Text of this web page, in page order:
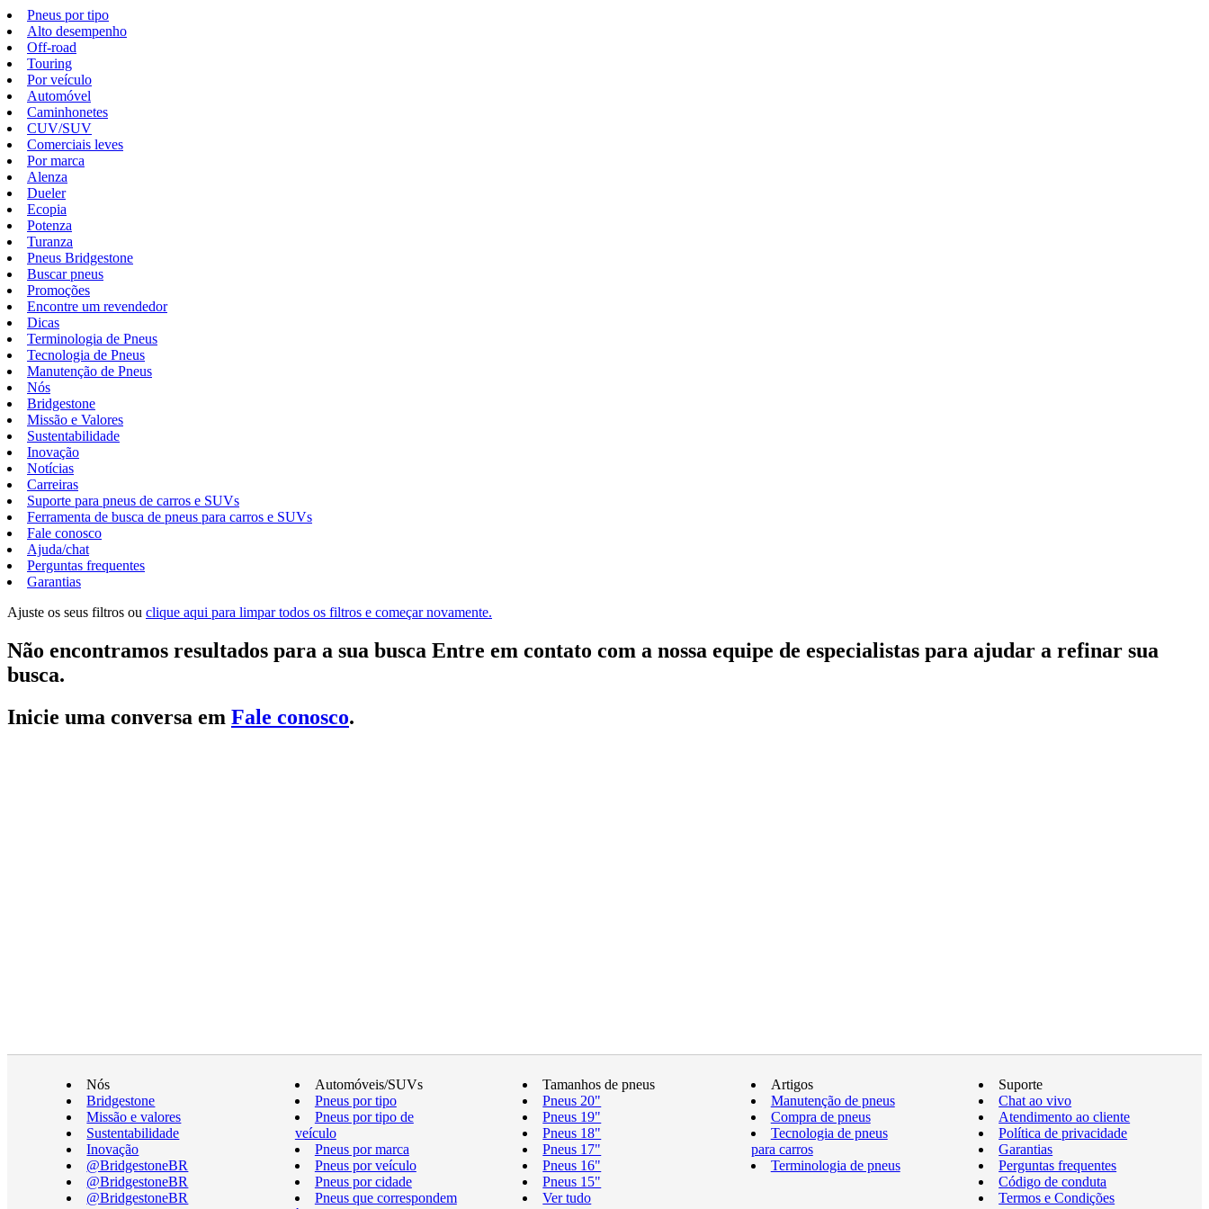
Pneus por tipo
Alto desempenho
Off-road
Touring
Por veículo
Automóvel
Caminhonetes
CUV/SUV
Comerciais leves
Por marca
Alenza
Dueler
Ecopia
Potenza
Turanza
Pneus Bridgestone
Buscar pneus
Promoções
Encontre um revendedor
Dicas
Terminologia de Pneus
Tecnologia de Pneus
Manutenção de Pneus
Nós
Bridgestone
Missão e Valores
Sustentabilidade
Inovação
Notícias
Carreiras
Suporte para pneus de carros e SUVs
Ferramenta de busca de pneus para carros e SUVs
Fale conosco
Ajuda/chat
Perguntas frequentes
Garantias
Ajuste os seus filtros ou clique aqui para limpar todos os filtros e começar novamente.
Não encontramos resultados para a sua busca Entre em contato com a nossa equipe de especialistas para ajudar a refinar sua
busca.
Inicie uma conversa em Fale conosco.
Nós
Bridgestone
Missão e valores
Sustentabilidade
Inovação
@BridgestoneBR
@BridgestoneBR
@BridgestoneBR
Automóveis/SUVs
Pneus por tipo
Pneus por tipo de
veículo
Pneus por marca
Pneus por veículo
Pneus por cidade
Pneus que correspondem
Tamanhos de pneus
Pneus 20"
Pneus 19"
Pneus 18"
Pneus 17"
Pneus 16"
Pneus 15"
Ver tudo
Artigos
Manutenção de pneus
Compra de pneus
Tecnologia de pneus
para carros
Terminologia de pneus
Suporte
Chat ao vivo
Atendimento ao cliente
Política de privacidade
Garantias
Perguntas frequentes
Código de conduta
Termos e Condições